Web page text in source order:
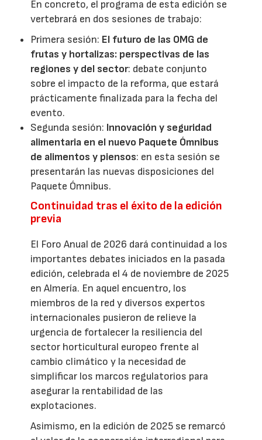
En concreto, el programa de esta edición se
vertebrará en dos sesiones de trabajo:
Primera sesión: El futuro de las OMG de
frutas y hortalizas: perspectivas de las
regiones y del sector: debate conjunto
sobre el impacto de la reforma, que estará
prácticamente finalizada para la fecha del
evento.
Segunda sesión: Innovación y seguridad
alimentaria en el nuevo Paquete Ómnibus
de alimentos y piensos: en esta sesión se
presentarán las nuevas disposiciones del
Paquete Ómnibus.
Continuidad tras el éxito de la edición
previa
El Foro Anual de 2026 dará continuidad a los
importantes debates iniciados en la pasada
edición, celebrada el 4 de noviembre de 2025
en Almería. En aquel encuentro, los
miembros de la red y diversos expertos
internacionales pusieron de relieve la
urgencia de fortalecer la resiliencia del
sector horticultural europeo frente al
cambio climático y la necesidad de
simplificar los marcos regulatorios para
asegurar la rentabilidad de las
explotaciones.
Asimismo, en la edición de 2025 se remarcó